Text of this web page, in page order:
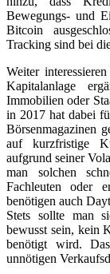
Bewegungs- und
Bitcoin
Tracking sind bei
Weiter
Kapitalanlage
Immobilien oder
in 2017 hat dabei
Börsenmagazinen
auf kurzfristige
aufgrund seiner
man solchen
Fachleuten oder
benötigen auch
Stets sollte man
bewusst sein, kein
benötigt wird.
unnötigen